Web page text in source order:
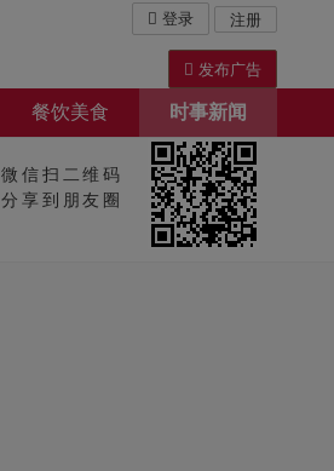
登录 注册
发布广告
餐饮美食 时事新闻
微信扫二维码
分享到朋友圈